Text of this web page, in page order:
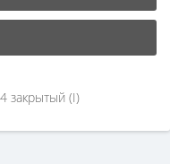
закрытый (I)